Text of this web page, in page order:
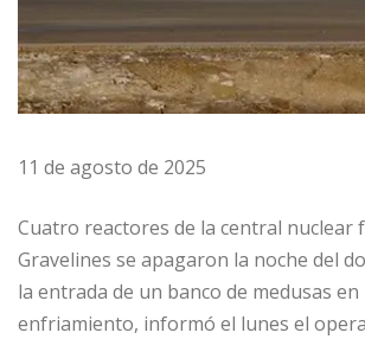
11 de agosto de 2025
Cuatro reactores de la central nuclear
Gravelines se apagaron la noche del
la entrada de un banco de medusas
enfriamiento, informó el lunes el